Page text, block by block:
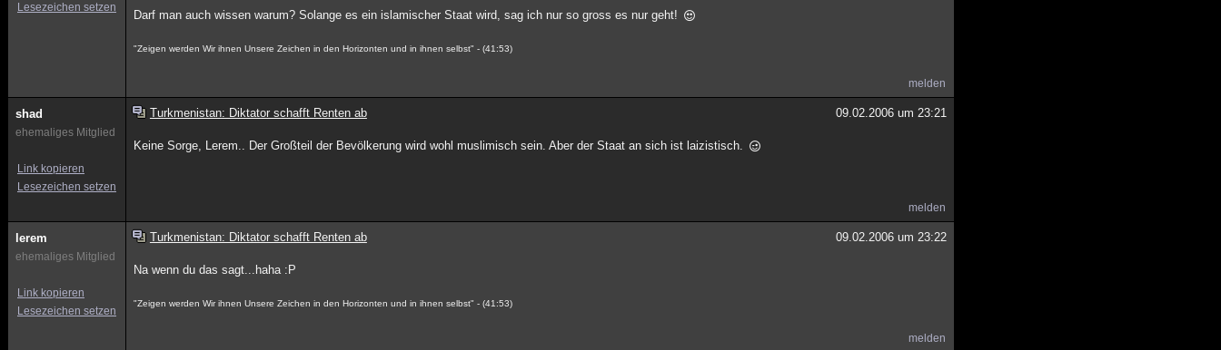
Lesezeichen setzen
Darf man auch wissen warum? Solange es ein islamischer Staat wird, sag ich nur so gross es nur geht!
"Zeigen werden Wir ihnen Unsere Zeichen in den Horizonten und in ihnen selbst" - (41:53)
melden
shad
ehemaliges Mitglied
Link kopieren
Lesezeichen setzen
Turkmenistan: Diktator schafft Renten ab 09.02.2006 um 23:21
Keine Sorge, Lerem.. Der Großteil der Bevölkerung wird wohl muslimisch sein. Aber der Staat an sich ist laizistisch.
melden
lerem
ehemaliges Mitglied
Link kopieren
Lesezeichen setzen
Turkmenistan: Diktator schafft Renten ab 09.02.2006 um 23:22
Na wenn du das sagt...haha :P
"Zeigen werden Wir ihnen Unsere Zeichen in den Horizonten und in ihnen selbst" - (41:53)
melden